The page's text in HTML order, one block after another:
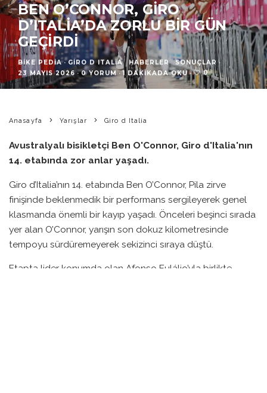
BEN O’CONNOR, GIRO
D’ITALIA’DA ZORLU BIR GÜN
GEÇIRDI
BIKE PEDIA · GIRO D ITALIA HABERLER SONUÇLAR ·
23 MAYIS 2026 · 0 YORUM · 1 DAKIKADA OKU · 0
Anasayfa Yarışlar Giro d Italia
Avustralyalı bisikletçi Ben O'Connor, Giro d'Italia'nın
14. etabında zor anlar yaşadı.
Giro d’Italia’nın 14. etabında Ben O’Connor, Pila zirve
finişinde beklenmedik bir performans sergileyerek genel
klasmanda önemli bir kayıp yaşadı. Önceleri beşinci sırada
yer alan O’Connor, yarışın son dokuz kilometresinde
tempoyu sürdüremeyerek sekizinci sıraya düştü.
Etapta lider konumda olan Afonso Eulálio’yla birlikte